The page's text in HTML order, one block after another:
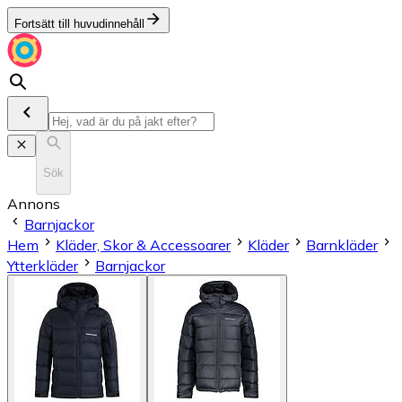
Fortsätt till huvudinnehåll
Sök
Annons
Barnjackor
Hem
Kläder, Skor & Accessoarer Kläder
Barnkläder
Ytterkläder
Barnjackor